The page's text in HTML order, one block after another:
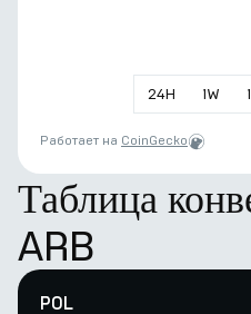
24H 1W 1
Работает на CoinGecko
Таблица
ARB
POL